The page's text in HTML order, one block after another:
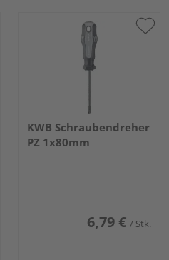
KWB Schraubendreher
PZ 1x80mm
6,79 € / Stk.